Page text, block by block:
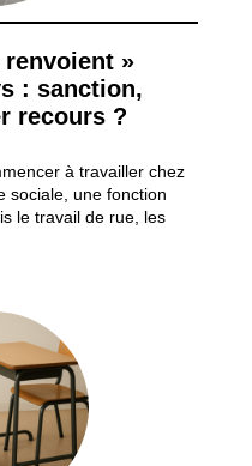
»
: sanction,
recours ?
à travailler chez
sociale, une fonction
le travail de rue, les
démarches mais